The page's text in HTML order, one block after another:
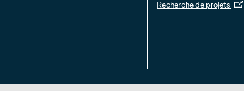
Recherche de projets